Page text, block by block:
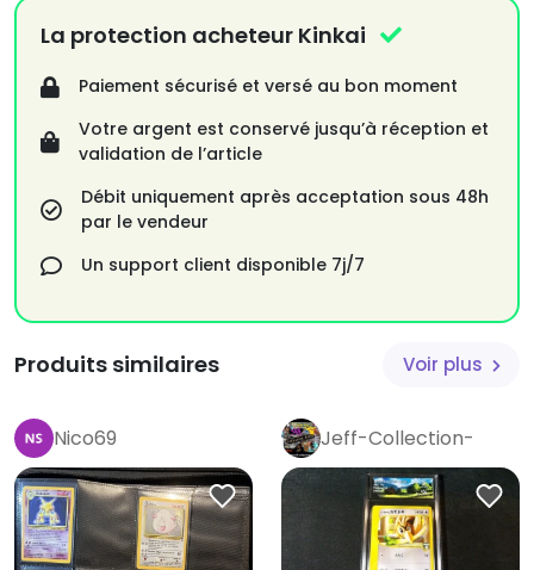
La protection acheteur Kinkai
Paiement sécurisé et versé au bon moment
Votre argent est conservé jusqu’à réception et
validation de l’article
Débit uniquement après acceptation sous 48h
par le vendeur
Un support client disponible 7j/7
Produits similaires Voir plus
Nico69
Jeff-Collection-
Rétro Pro